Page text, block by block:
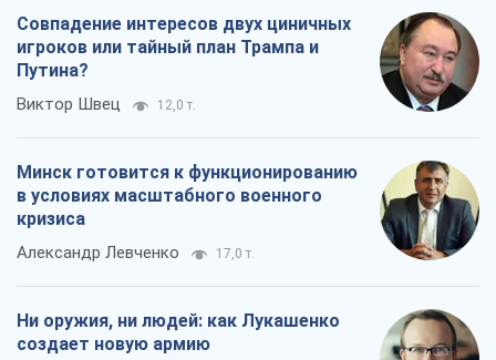
Совпадение интересов двух циничных
игроков или тайный план Трампа и
Путина?
Виктор Швец 12,0 т.
Минск готовится к функционированию
в условиях масштабного военного
кризиса
Александр Левченко 17,0 т.
Ни оружия, ни людей: как Лукашенко
создает новую армию